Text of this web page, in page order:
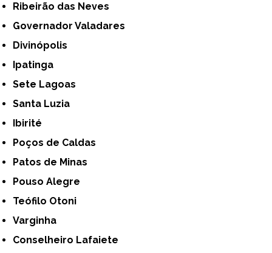
Ribeirão das Neves
Governador Valadares
Divinópolis
Ipatinga
Sete Lagoas
Santa Luzia
Ibirité
Poços de Caldas
Patos de Minas
Pouso Alegre
Teófilo Otoni
Varginha
Conselheiro Lafaiete